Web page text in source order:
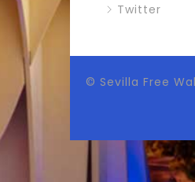
Twitter
© Sevilla Free